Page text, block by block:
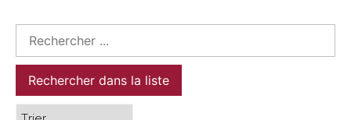
Rechercher dans la liste